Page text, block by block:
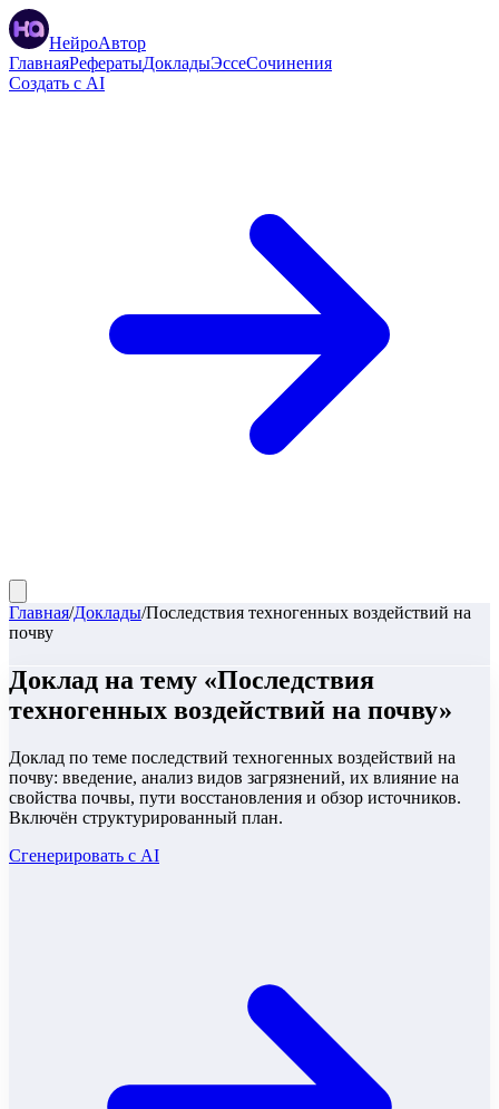
НейроАвтор
ГлавнаяРефератыДокладыЭссеСочинения
Создать с AI
Главная/Доклады/Последствия техногенных воздействий на
почву
Доклад на тему «Последствия
техногенных воздействий на почву»
Доклад по теме последствий техногенных воздействий на
почву: введение, анализ видов загрязнений, их влияние на
свойства почвы, пути восстановления и обзор источников.
Включён структурированный план.
Сгенерировать с AI